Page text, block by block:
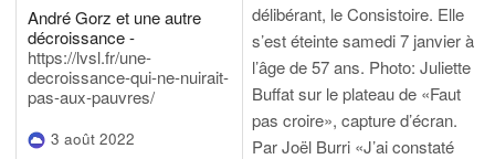
André Gorz et une autre
décroissance -
https://lvsl.fr/une-
decroissance-qui-ne-nuirait-
pas-aux-pauvres/
3 août 2022
délibérant, le Consistoire. Elle
s’est éteinte samedi 7 janvier à
l’âge de 57 ans. Photo: Juliette
Buffat sur le plateau de «Faut
pas croire», capture d’écran.
Par Joël Burri «J’ai constaté